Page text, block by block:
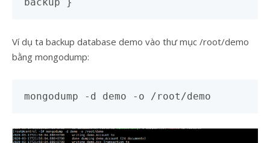
Ví dụ ta backup database demo vào thư mục /root/demo
bằng mongodump:
mongodump -d demo -o /root/demo